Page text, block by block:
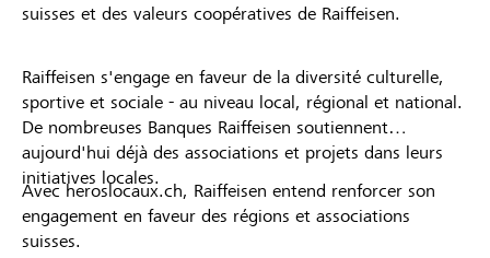
suisses et des valeurs coopératives de Raiffeisen.
Raiffeisen s'engage en faveur de la diversité culturelle,
sportive et sociale - au niveau local, régional et national.
De nombreuses Banques Raiffeisen soutiennent
aujourd'hui déjà des associations et projets dans leurs
initiatives locales.
Avec heroslocaux.ch, Raiffeisen entend renforcer son
engagement en faveur des régions et associations
suisses.